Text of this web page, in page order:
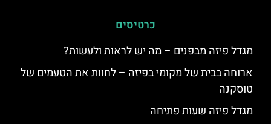
כרטיסים
מגדל פיזה מבפנים – מה יש לראות ולעשות?
ארוחה בבית של מקומי בפיזה – לחוות את הטעמים של
טוסקנה
מגדל פיזה שעות פתיחה